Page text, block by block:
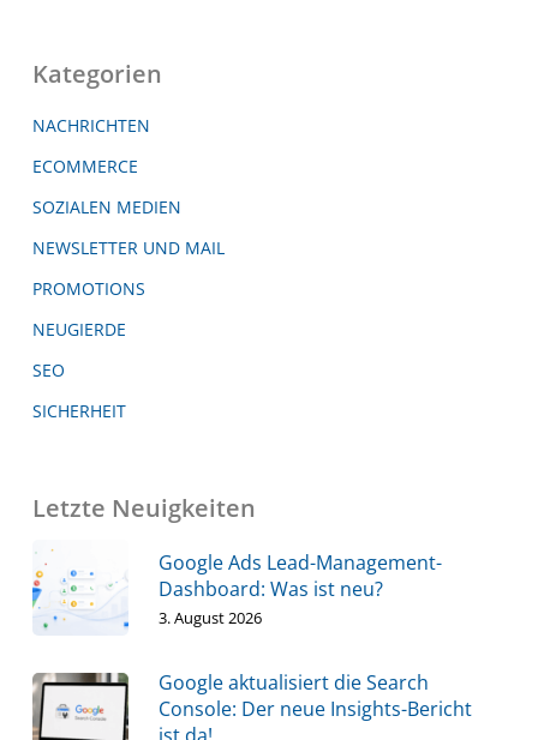
Kategorien
NACHRICHTEN
ECOMMERCE
SOZIALEN MEDIEN
NEWSLETTER UND MAIL
PROMOTIONS
NEUGIERDE
SEO
SICHERHEIT
Letzte Neuigkeiten
Google Ads Lead-Management-
Dashboard: Was ist neu?
3. August 2026
Google aktualisiert die Search
Console: Der neue Insights-Bericht